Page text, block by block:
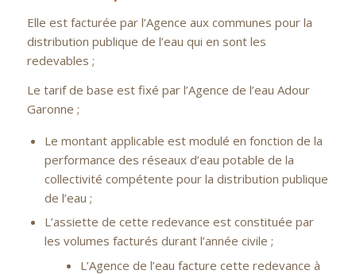
Elle est facturée par l’Agence aux communes pour la
distribution publique de l’eau qui en sont les
redevables ;
Le tarif de base est fixé par l’Agence de l’eau Adour
Garonne ;
Le montant applicable est modulé en fonction de la
performance des réseaux d’eau potable de la
collectivité compétente pour la distribution publique
de l’eau ;
L’assiette de cette redevance est constituée par
les volumes facturés durant l’année civile ;
L’Agence de l’eau facture cette redevance à